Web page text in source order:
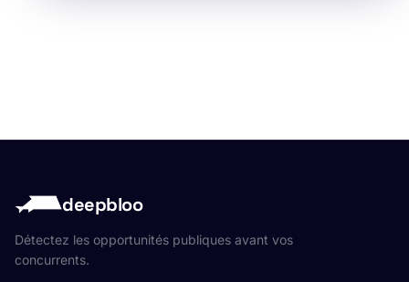
deepbloo
Détectez les opportunités publiques avant vos
concurrents.